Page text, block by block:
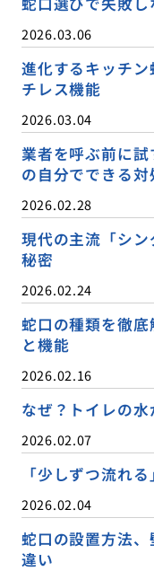
2026.03.06
進化するキッチ
チレス機能
2026.03.04
業者を呼ぶ前に
の自分でできる対
2026.02.28
現代の主流「シ
秘密
2026.02.24
蛇口の種類を徹
と機能
2026.02.16
なぜ？トイレの
2026.02.07
「少しずつ流れ
2026.02.04
蛇口の設置方法
違い